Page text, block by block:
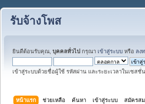
รับจ้างโพส
ยินดีต้อนรับคุณ, บุคคลทั่วไป กรุณา เข้าสู่ระบบ หรือ ลง
เข้าสู่ระบบด้วยชื่อผู้ใช้ รหัสผ่าน และระยะเวลาในเซสชั่น
หน้าแรก ช่วยเหลือ ค้นหา เข้าสู่ระบบ สมัครส